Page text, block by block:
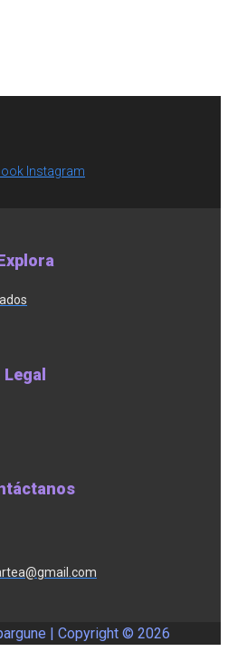
Instagram
Legal
| Copyright © 2026